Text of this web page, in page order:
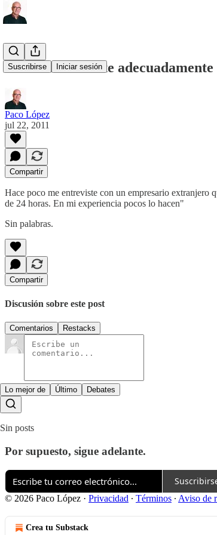
Suscribirse Iniciar sesión
Atender al cliente adecuadamente
Paco López
jul 22, 2011
Compartir
Hace poco me entreviste con un empresario extranjero
de 24 horas. En mi experiencia pocos lo hacen"
Sin palabras.
Compartir
Discusión sobre este post
Comentarios Restacks
Lo mejor de Último Debates
Sin posts
Por supuesto, sigue adelante.
© 2026 Paco López · Privacidad ∙ Términos ∙ Aviso de
Crea tu Substack